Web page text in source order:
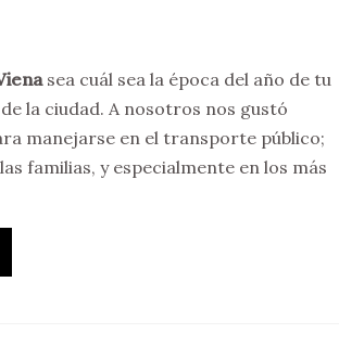
sea cuál sea la época del año de tu
la ciudad. A nosotros nos gustó
manejarse en el transporte público;
familias, y especialmente en los más